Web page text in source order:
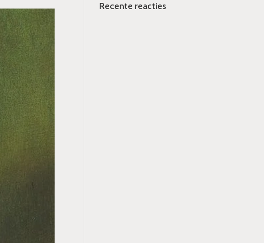
Recente reacties